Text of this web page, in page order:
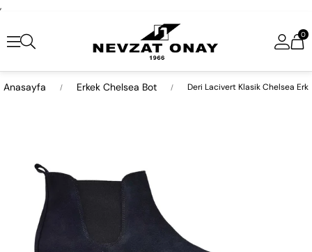
,
0
Anasayfa Erkek Chelsea Bot Deri Lacivert Klasik Chelsea